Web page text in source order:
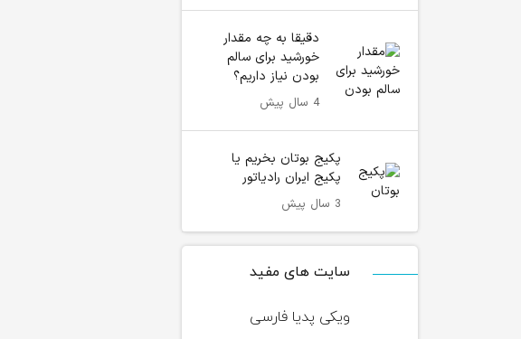
دقیقا به چه مقدار
خورشید برای سالم
بودن نیاز داریم؟
4 سال پیش
پکیج بوتان بخریم یا
پکیج ایران رادیاتور
3 سال پیش
سایت های مفید
ویکی پدیا فارسی